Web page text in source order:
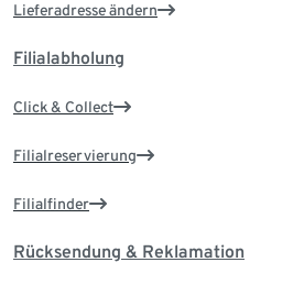
Lieferadresse ändern
Filialabholung
Click & Collect
Filialreservierung
Filialfinder
Rücksendung & Reklamation